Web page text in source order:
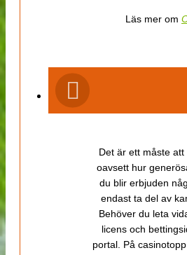
Läs mer om
Det är ett måste
oavsett hur
du blir erbjuden
endast ta del av
Behöver du leta
licens och
portal. På